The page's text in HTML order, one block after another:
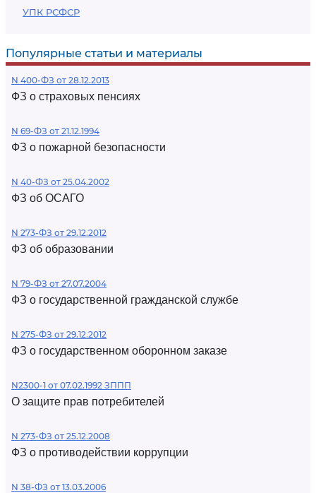
УПК РСФСР
Популярные статьи и материалы
N 400-ФЗ от 28.12.2013
ФЗ о страховых пенсиях
N 69-ФЗ от 21.12.1994
ФЗ о пожарной безопасности
N 40-ФЗ от 25.04.2002
ФЗ об ОСАГО
N 273-ФЗ от 29.12.2012
ФЗ об образовании
N 79-ФЗ от 27.07.2004
ФЗ о государственной гражданской службе
N 275-ФЗ от 29.12.2012
ФЗ о государственном оборонном заказе
N2300-1 от 07.02.1992 ЗППП
О защите прав потребителей
N 273-ФЗ от 25.12.2008
ФЗ о противодействии коррупции
N 38-ФЗ от 13.03.2006